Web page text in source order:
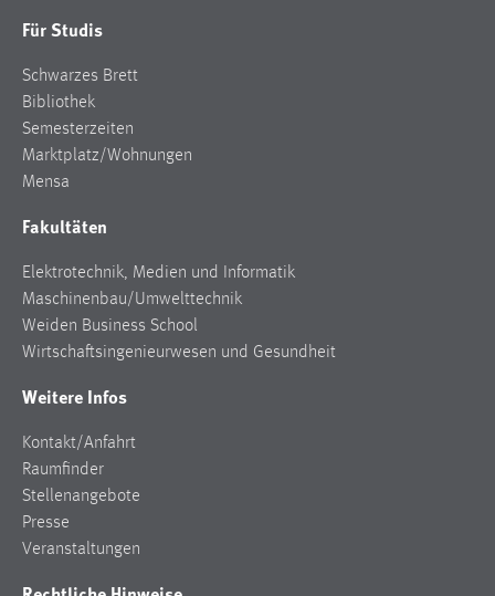
Für Studis
Schwarzes Brett
Bibliothek
Semesterzeiten
Marktplatz/Wohnungen
Mensa
Fakultäten
Elektrotechnik, Medien und Informatik
Maschinenbau/Umwelttechnik
Weiden Business School
Wirtschaftsingenieurwesen und Gesundheit
Weitere Infos
Kontakt/Anfahrt
Raumfinder
Stellenangebote
Presse
Veranstaltungen